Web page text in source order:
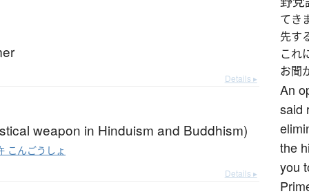
Details ▸
weapon in Hinduism and Buddhism)
こんごうしょ
Details ▸
てき
先す
これ
お聞
An
said
the
you